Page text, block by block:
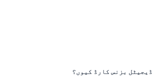
ڈیجیٹل بزنس کارڈ کیوں؟